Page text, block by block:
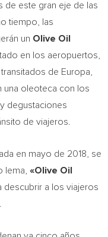
de este gran eje de las
tiempo, las
un Olive Oil
en los aeropuertos,
de Europa,
una oleoteca con los
degustaciones
de viajeros.
en mayo de 2018, se
lema, «Olive Oil
descubrir a los viajeros